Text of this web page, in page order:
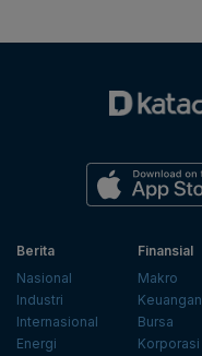
Berita
Nasional
Industri
Internasional
Energi
Finansial
Makro
Keuangan
Bursa
Korporasi